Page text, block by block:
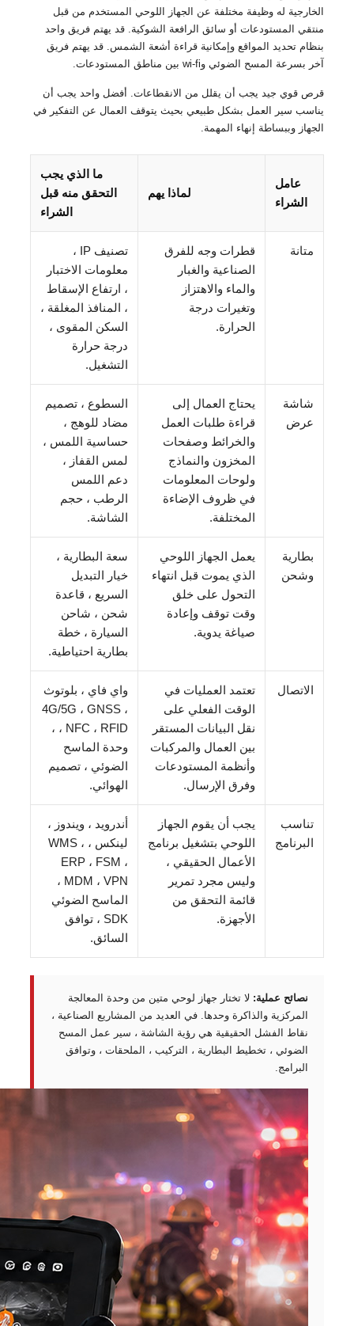
الخارجية له وظيفة مختلفة عن الجهاز اللوحي المستخدم من قبل
منتقي المستودعات أو سائق الرافعة الشوكية. قد يهتم فريق واحد
بنظام تحديد المواقع وإمكانية قراءة أشعة الشمس. قد يهتم فريق
آخر بسرعة المسح الضوئي وwi-fi بين مناطق المستودعات.
قرص قوي جيد يجب أن يقلل من الانقطاعات. أفضل واحد يجب أن
يناسب سير العمل بشكل طبيعي بحيث يتوقف العمال عن التفكير في
الجهاز وببساطة إنهاء المهمة.
عامل
الشراء
لماذا يهم
ما الذي يجب
التحقق منه قبل
الشراء
متانة
قطرات وجه للفرق
الصناعية والغبار
والماء والاهتزاز
وتغيرات درجة
الحرارة.
تصنيف IP ،
معلومات الاختبار
، ارتفاع الإسقاط
، المنافذ المغلقة ،
السكن المقوى ،
درجة حرارة
التشغيل.
شاشة
عرض
يحتاج العمال إلى
قراءة طلبات العمل
والخرائط وصفحات
المخزون والنماذج
ولوحات المعلومات
في ظروف الإضاءة
المختلفة.
السطوع ، تصميم
مضاد للوهج ،
حساسية اللمس ،
لمس القفاز ،
دعم اللمس
الرطب ، حجم
الشاشة.
بطارية
وشحن
يعمل الجهاز اللوحي
الذي يموت قبل انتهاء
التحول على خلق
وقت توقف وإعادة
صياغة يدوية.
سعة البطارية ،
خيار التبديل
السريع ، قاعدة
شحن ، شاحن
السيارة ، خطة
بطارية احتياطية.
الاتصال
تعتمد العمليات في
الوقت الفعلي على
نقل البيانات المستقر
بين العمال والمركبات
وأنظمة المستودعات
وفرق الإرسال.
واي فاي ، بلوتوث
، 4G/5G ، GNSS
، NFC ، RFID ،
وحدة الماسح
الضوئي ، تصميم
الهوائي.
تناسب
البرنامج
يجب أن يقوم الجهاز
اللوحي بتشغيل برنامج
الأعمال الحقيقي ،
وليس مجرد تمرير
قائمة التحقق من
الأجهزة.
أندرويد ، ويندوز ،
لينكس ، WMS ،
ERP ، FSM ،
MDM ، VPN ،
الماسح الضوئي
SDK ، توافق
السائق.
نصائح عملية: لا تختار جهاز لوحي متين من وحدة المعالجة
المركزية والذاكرة وحدها. في العديد من المشاريع الصناعية ،
نقاط الفشل الحقيقية هي رؤية الشاشة ، سير عمل المسح
الضوئي ، تخطيط البطارية ، التركيب ، الملحقات ، وتوافق
البرامج.